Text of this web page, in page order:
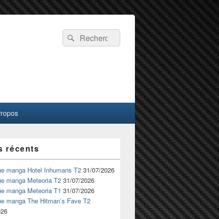
Recherche :
Rechercher
récents
manga Hotel Inhumans T2 31/07/2026
manga Meteoria T2 31/07/2026
manga Meteoria T1 31/07/2026
manga The Hitman’s Fave T2